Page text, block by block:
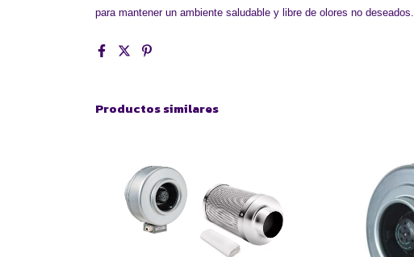
para mantener un ambiente saludable y libre de olores no deseados.
Productos similares